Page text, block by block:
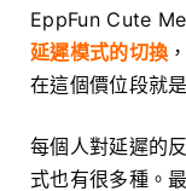
EppFun Cute
延遲模式的切換
在這個價位段就是
每個人對延遲的
式也有很多種。